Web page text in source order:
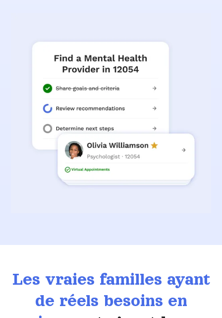
Les vraies familles ayant
de réels besoins en